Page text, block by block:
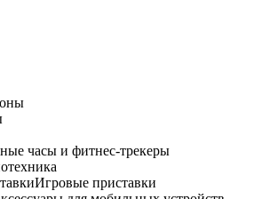
часы и фитнес-трекеры
Игровые приставки